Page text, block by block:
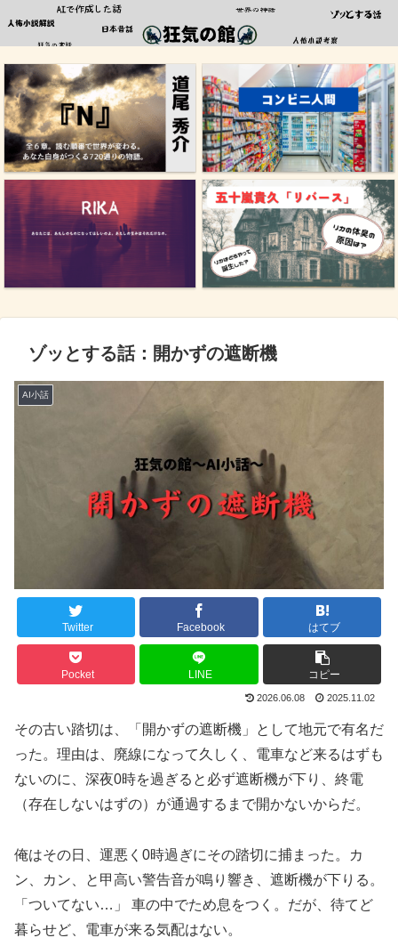
ゾッとする話：開かずの遮断機
AI小話
Twitter Facebook はてブ
Pocket LINE コピー
2026.06.08 2025.11.02
その古い踏切は、「開かずの遮断機」として地元で有名だ
った。理由は、廃線になって久しく、電車など来るはずも
ないのに、深夜0時を過ぎると必ず遮断機が下り、終電
（存在しないはずの）が通過するまで開かないからだ。
俺はその日、運悪く0時過ぎにその踏切に捕まった。カ
ン、カン、と甲高い警告音が鳴り響き、遮断機が下りる。
「ついてない…」 車の中でため息をつく。だが、待てど
暮らせど、電車が来る気配はない。